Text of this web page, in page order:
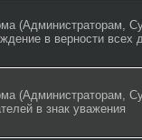
(Администраторам,
в верности всех
(Администраторам,
в знак уважения